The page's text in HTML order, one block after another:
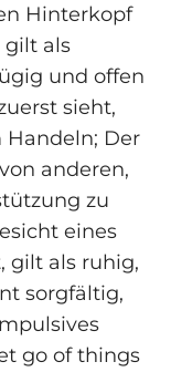
Hinterkopf
gilt als
und offen
sieht,
Der
anderen,
zu
eines
gilt als ruhig,
sorgfältig,
go of things